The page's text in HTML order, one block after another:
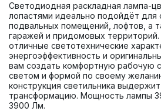
Светодиодная раскладная лампа-
лопастями идеально подойдёт для
подвальных помещений, лофтов, а
гаражей и придомовых территорий.
отличные светотехнические
энергоэффективность и
вам создать комфортную рабочую
светом и формой по своему
конструкция светильника
трансформацию. Мощность лампы
3900 Лм.